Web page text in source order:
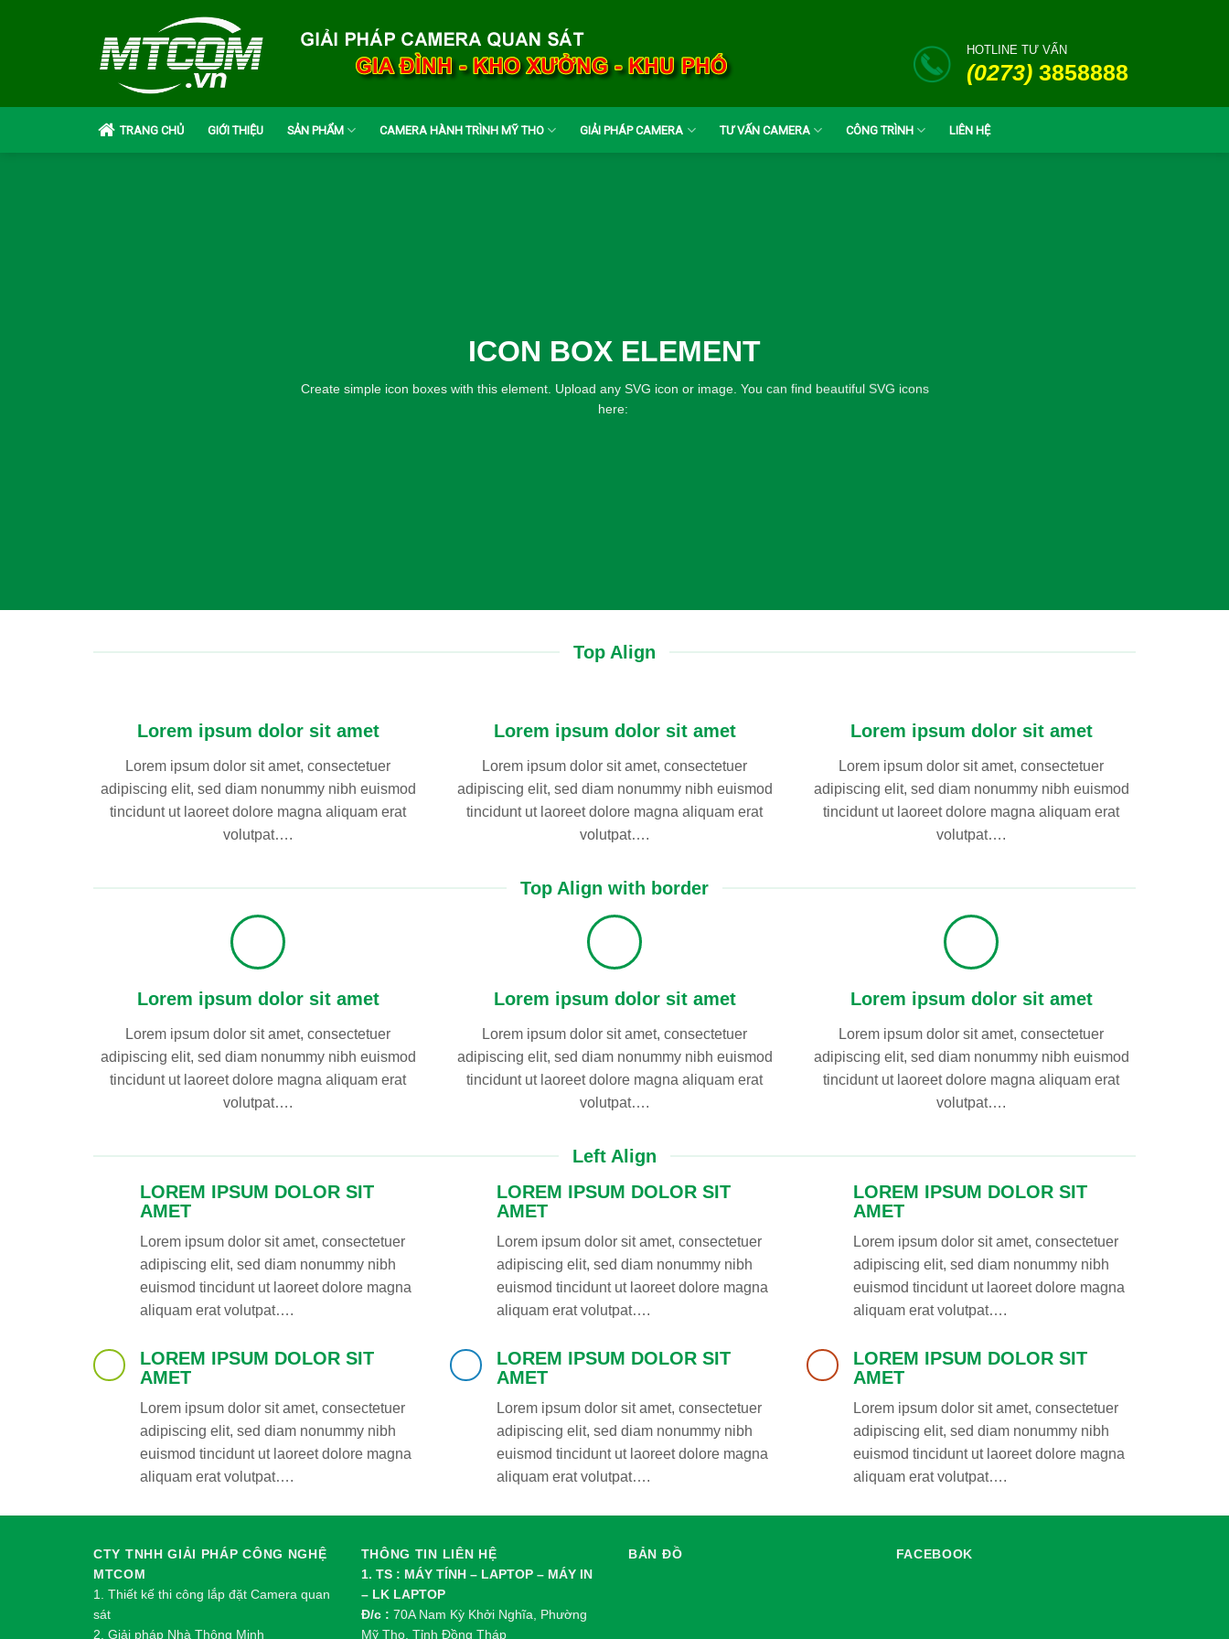
HOTLINE TƯ VẤN
(0273) 3858888
TRANG CHỦ GIỚI THIỆU SẢN PHẨM CAMERA HÀNH TRÌNH MỸ THO GIẢI PHÁP CAMERA TƯ VẤN CAMERA CÔNG TRÌNH LIÊN HỆ
ICON BOX ELEMENT
Create simple icon boxes with this element. Upload any SVG icon or image. You can find beautiful SVG icons
here:
Top Align
Lorem ipsum dolor sit amet
Lorem ipsum dolor sit amet, consectetuer
adipiscing elit, sed diam nonummy nibh euismod
tincidunt ut laoreet dolore magna aliquam erat
volutpat….
Lorem ipsum dolor sit amet
Lorem ipsum dolor sit amet, consectetuer
adipiscing elit, sed diam nonummy nibh euismod
tincidunt ut laoreet dolore magna aliquam erat
volutpat….
Lorem ipsum dolor sit amet
Lorem ipsum dolor sit amet, consectetuer
adipiscing elit, sed diam nonummy nibh euismod
tincidunt ut laoreet dolore magna aliquam erat
volutpat….
Top Align with border
Lorem ipsum dolor sit amet
Lorem ipsum dolor sit amet, consectetuer
adipiscing elit, sed diam nonummy nibh euismod
tincidunt ut laoreet dolore magna aliquam erat
volutpat….
Lorem ipsum dolor sit amet
Lorem ipsum dolor sit amet, consectetuer
adipiscing elit, sed diam nonummy nibh euismod
tincidunt ut laoreet dolore magna aliquam erat
volutpat….
Lorem ipsum dolor sit amet
Lorem ipsum dolor sit amet, consectetuer
adipiscing elit, sed diam nonummy nibh euismod
tincidunt ut laoreet dolore magna aliquam erat
volutpat….
Left Align
LOREM IPSUM DOLOR SIT
AMET
Lorem ipsum dolor sit amet, consectetuer
adipiscing elit, sed diam nonummy nibh
euismod tincidunt ut laoreet dolore magna
aliquam erat volutpat….
LOREM IPSUM DOLOR SIT
AMET
Lorem ipsum dolor sit amet, consectetuer
adipiscing elit, sed diam nonummy nibh
euismod tincidunt ut laoreet dolore magna
aliquam erat volutpat….
LOREM IPSUM DOLOR SIT
AMET
Lorem ipsum dolor sit amet, consectetuer
adipiscing elit, sed diam nonummy nibh
euismod tincidunt ut laoreet dolore magna
aliquam erat volutpat….
LOREM IPSUM DOLOR SIT
AMET
Lorem ipsum dolor sit amet, consectetuer
adipiscing elit, sed diam nonummy nibh
euismod tincidunt ut laoreet dolore magna
aliquam erat volutpat….
LOREM IPSUM DOLOR SIT
AMET
Lorem ipsum dolor sit amet, consectetuer
adipiscing elit, sed diam nonummy nibh
euismod tincidunt ut laoreet dolore magna
aliquam erat volutpat….
LOREM IPSUM DOLOR SIT
AMET
Lorem ipsum dolor sit amet, consectetuer
adipiscing elit, sed diam nonummy nibh
euismod tincidunt ut laoreet dolore magna
aliquam erat volutpat….
CTY TNHH GIẢI PHÁP CÔNG NGHỆ
MTCOM
1. Thiết kế thi công lắp đặt Camera quan
sát
2. Giải pháp Nhà Thông Minh
THÔNG TIN LIÊN HỆ
1. TS : MÁY TÍNH – LAPTOP – MÁY IN
– LK LAPTOP
Đ/c : 70A Nam Kỳ Khởi Nghĩa, Phường
Mỹ Tho, Tỉnh Đồng Tháp
BẢN ĐỒ FACEBOOK